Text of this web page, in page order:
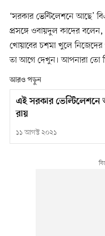
‘সরকার ভেন্টিলেশনে আছে’
প্রসঙ্গে ওবায়দুল কাদের
খোয়াবের চশমা খুলে
তা আগে দেখুন। আপনারা তো
আরও পড়ুন
এই সরকার ভেল্টিলেশনে
রায়
১১ আগস্ট ২০২১